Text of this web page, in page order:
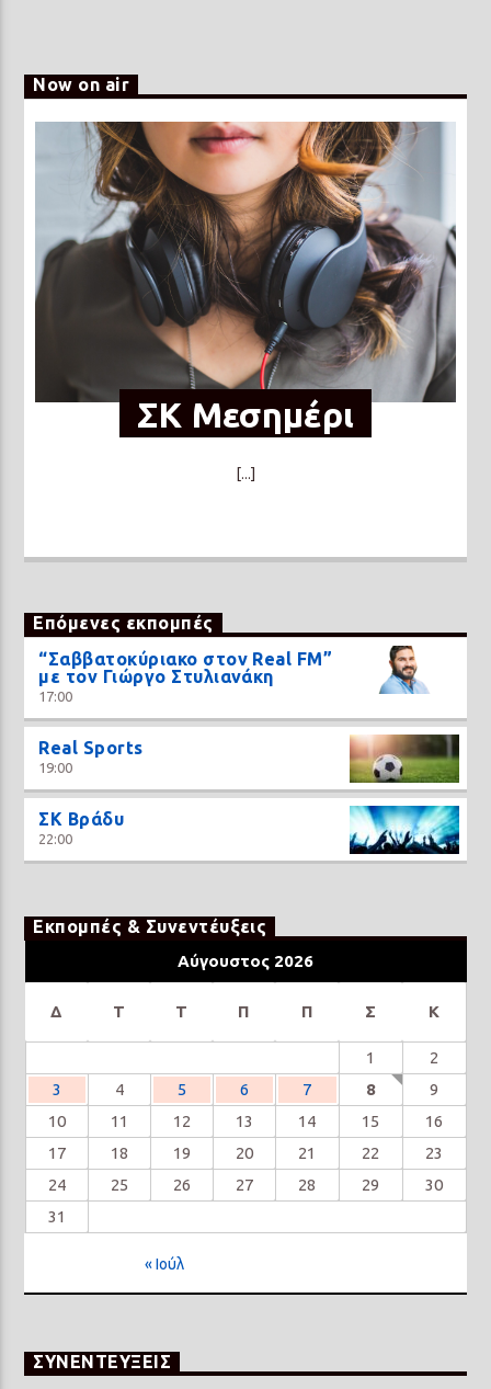
Now on air
ΣΚ Μεσημέρι
[...]
Επόμενες εκπομπές
“Σαββατοκύριακο στον Real FM”
με τον Γιώργο Στυλιανάκη
17:00
Real Sports
19:00
ΣΚ Βράδυ
22:00
Εκπομπές & Συνεντέυξεις
Αύγουστος 2026
Δ Τ Τ Π Π Σ Κ
1
2
3
4 5 6 7 8
9
10
11 12 13 14 15
16
17
18 19 20 21 22
23
24
25 26 27 28 29
30
31
« Ιούλ
ΣΥΝΕΝΤΕΥΞΕΙΣ